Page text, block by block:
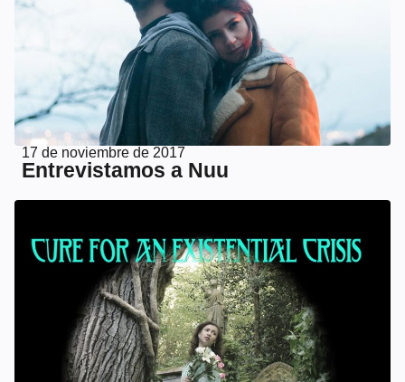
17 de noviembre de 2017
Entrevistamos a Nuu